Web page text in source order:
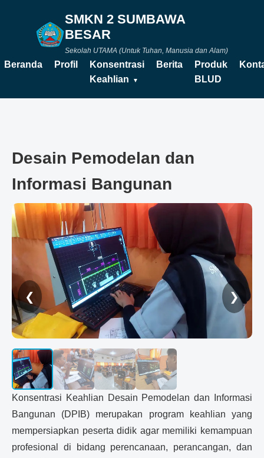
SMKN 2 SUMBAWA
BESAR
Sekolah UTAMA (Untuk Tuhan, Manusia dan Alam)
Beranda Profil
Konsentrasi
Keahlian
Berita
Produk
BLUD
Desain Pemodelan dan
Informasi Bangunan
❮ ❯
Konsentrasi Keahlian Desain Pemodelan dan Informasi
Bangunan (DPIB) merupakan program keahlian yang
mempersiapkan peserta didik agar memiliki kemampuan
profesional di bidang perencanaan, perancangan, dan